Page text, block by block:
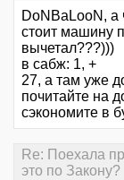
DoNBaLooN, а
стоит машину
вычетал???)))
в сабж: 1, +
27, а там уже
почитайте на
сэкономите в
Re: Поехала
это по Закону?